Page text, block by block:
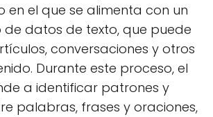
en el que se alimenta con un
datos de texto, que puede
conversaciones y otros
Durante este proceso, el
a identificar patrones y
palabras, frases y oraciones,